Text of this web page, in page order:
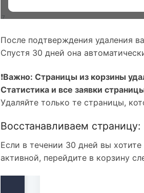
После подтверждения удаления
Спустя 30 дней она
❗Важно: Страницы из корзины
Статистика и все заявки
Удаляйте только те страницы,
Восстанавливаем страницу:
Если в течении 30 дней вы
активной, перейдите в корзину